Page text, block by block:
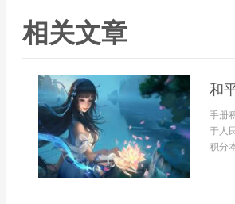
相关文章
和
手册
于人
积分